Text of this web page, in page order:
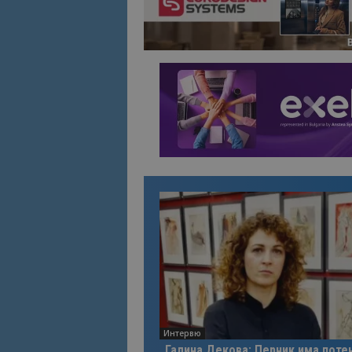
Интервю
is_unique
_ga_WXPDN4HSCV
_ga_FK650GXHRZ
_ga
Име